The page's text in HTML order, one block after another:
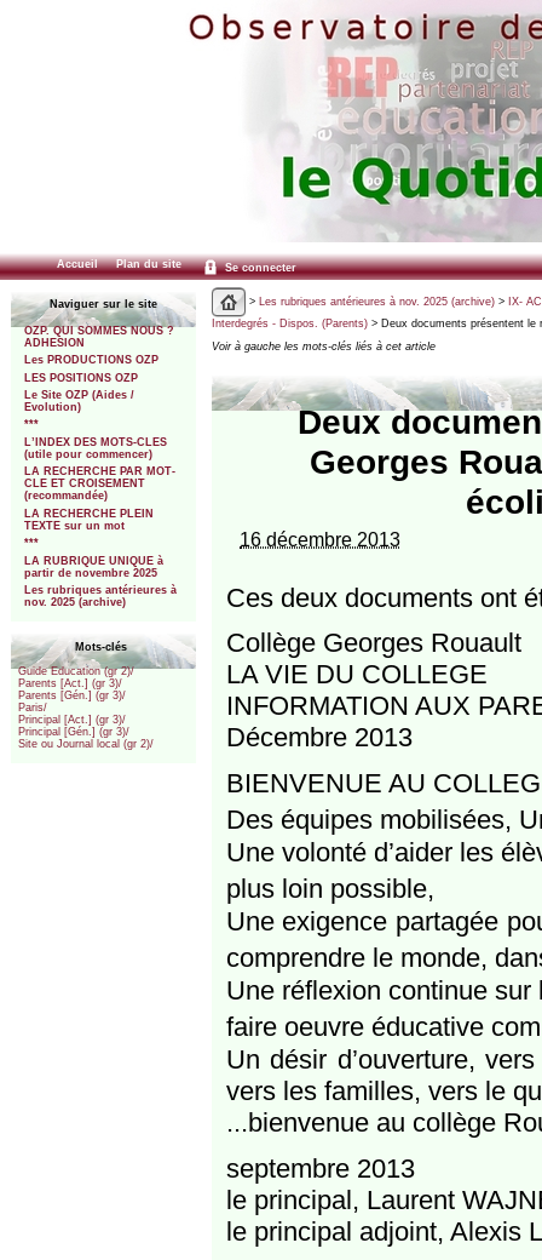
Accueil Plan du site Se connecter
Naviguer sur le site
OZP. QUI SOMMES NOUS ?
ADHESION
Les PRODUCTIONS OZP
LES POSITIONS OZP
Le Site OZP (Aides /
Evolution)
***
L’INDEX DES MOTS-CLES
(utile pour commencer)
LA RECHERCHE PAR MOT-
CLE ET CROISEMENT
(recommandée)
LA RECHERCHE PLEIN
TEXTE sur un mot
***
LA RUBRIQUE UNIQUE à
partir de novembre 2025
Les rubriques antérieures à
nov. 2025 (archive)
Mots-clés
Guide Education (gr 2)/
Parents [Act.] (gr 3)/
Parents [Gén.] (gr 3)/
Paris/
Principal [Act.] (gr 3)/
Principal [Gén.] (gr 3)/
Site ou Journal local (gr 2)/
> Les rubriques antérieures à nov. 2025 (archive)> IX-
Interdegrés - Dispos. (Parents)> Deux documents présentent le
Voir à gauche les mots-clés liés à cet article
Deux
Georges
16 décembre 2013
Ces deux documents ont
Collège Georges Rouault
LA VIE DU COLLEGE
INFORMATION AUX
Décembre 2013
BIENVENUE AU
Des équipes mobilisées,
Une volonté d’aider les
plus loin possible,
Une exigence partagée
comprendre le monde,
Une réflexion continue sur
faire oeuvre éducative
Un désir d’ouverture,
vers les familles, vers le
...bienvenue au collège
septembre 2013
le principal, Laurent
le principal adjoint, Alexis